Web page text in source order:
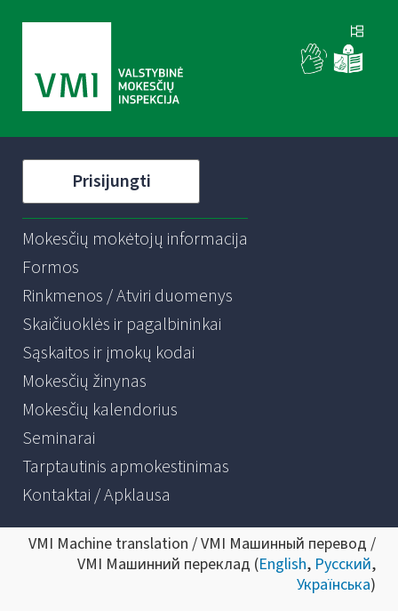
Prisijungti
Mokesčių mokėtojų informacija
Formos
Rinkmenos / Atviri duomenys
Skaičiuoklės ir pagalbininkai
Sąskaitos ir įmokų kodai
Mokesčių žinynas
Mokesčių kalendorius
Seminarai
Tarptautinis apmokestinimas
Kontaktai / Apklausa
VMI Machine translation / VMI Машинный перевод /
VMI Машинний переклад (English, Русский,
Українська)